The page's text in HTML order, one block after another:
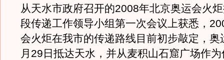
从天水市政府召开的2008年北京奥运会火
段传递工作领导小组第一次会议上获悉，
会火炬在我市的传递路线目前初步敲定，奥
月29日抵达天水，并从麦积山石窟广场作